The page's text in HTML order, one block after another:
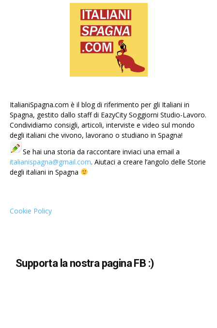
ItalianiSpagna.com è il blog di riferimento per gli Italiani in
Spagna, gestito dallo staff di EazyCity Soggiorni Studio-Lavoro.
Condividiamo consigli, articoli, interviste e video sul mondo
degli italiani che vivono, lavorano o studiano in Spagna!
Se hai una storia da raccontare inviaci una email a
italianispagna@gmail.com. Aiutaci a creare l’angolo delle Storie
degli italiani in Spagna
Cookie Policy
Supporta la nostra pagina FB :)